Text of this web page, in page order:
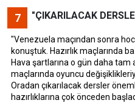
7 "ÇIKARILACAK
"Venezuela maçından sonra
konuştuk. Hazırlık maçlarında
Hava şartlarına o gün daha tam
maçlarında oyuncu
Oradan çıkarılacak dersler
hazırlıklarına çok önceden